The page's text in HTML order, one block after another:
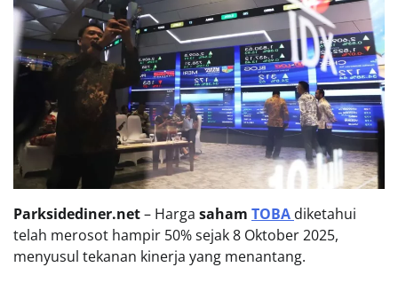
Parksidediner.net– Harga saham TOBA diketahui
telah merosot hampir 50% sejak 8 Oktober 2025,
menyusul tekanan kinerja yang menantang.